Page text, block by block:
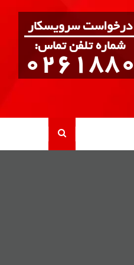
درخواست سرویسکار
:شماره تلفن تماس
0261880